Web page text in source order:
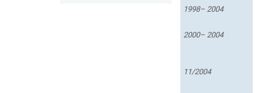
1998– 2004
2000– 2004
11/2004